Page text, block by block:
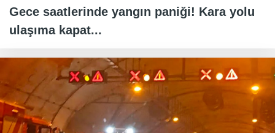
Gece saatlerinde yangın paniği! Kara yolu
ulaşıma kapat...